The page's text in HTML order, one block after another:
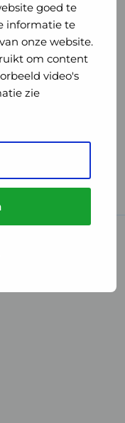
goed te
informatie te
onze website.
om content
video's
zie